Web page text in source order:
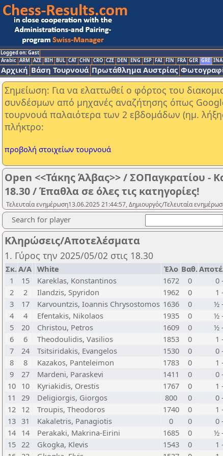
Logged on: Gast
Arabic ARM AZE BIH BUL CAT CHN CRO CZE DEN ENG ESP FAI FIN FRA GER GRE INA
Αρχική Βάση Τουρνουά Πρωτάθλημα Αυστρίας
Σημείωση: Για να ελαττωθεί ο φόρτος του
συνδέσμων από μηχανές αναζήτησης όπως
τουρνουά παλαιότερα των 2 εβδομάδων (ημ.
πλήκτρο:
προβολή στοιχείων τουρνουά
Open <<Τάκης Άλβας>> / ΣΟΠαγκρατίου -
18.30 / Έπαθλα σε όλες τις κατηγορίες!
Τελευταία ενημέρωση13.06.2025 21:44:57, Δημιουργός/Τελευταία
Search for player
Κληρώσεις/Αποτελέσματα
1. Γύρος την 2025/05/02 στις 18.30
Σκ.Α/Α White Έλο Βαθ.
1
15 Kareklas, Konstantinos 1672 0 0
2
2 Ilandzis, Spyridon 1962 0 1
3
17 Karvountzis, Ioannis Chrysostomos 1636 0 ½
4
4 Efentakis, Nikolaos 1935 0 ½
5
20 Christou, Petros 1609 0 ½
6
6 Theodoulidis, Vasilios 1853 0 1
7
24 Tsitsiridakis, Evangelos 1530 0 0
8
8 Kazakos, Panteleimon 1783 0 1
9
27 Mardeni, Paraskevi 1411 0 0
10
10 Kyriakidis, Orestis 1767 0 1
11
29 Deligiorgis, Giorgos 800 0 0
12
12 Troupis, Theodoros 1740 0 1
13 31 Kakaletris, Panagiotis 0 0 0
14
14 Perakaki, Makrina-Eirini 1685 0 ½
15 22 Gkogka, Klevis 1543 0 1